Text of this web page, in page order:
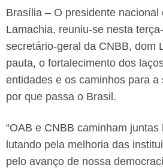
Brasília – O presidente nacional
Lamachia, reuniu-se nesta
secretário-geral da CNBB, dom
pauta, o fortalecimento dos
entidades e os caminhos para
por que passa o Brasil.
“OAB e CNBB caminham
lutando pela melhoria das
pelo avanço de nossa